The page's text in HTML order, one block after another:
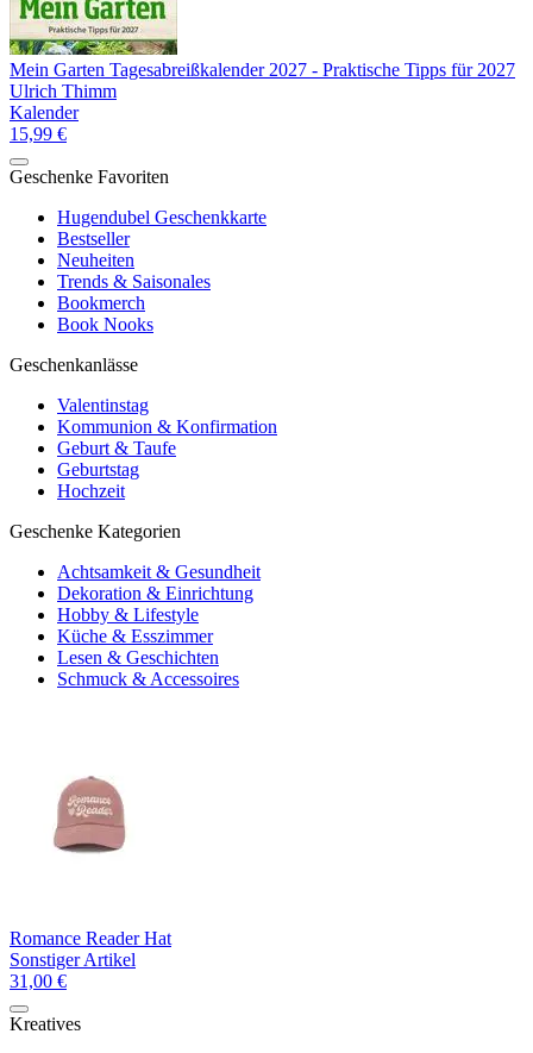
Mein Garten Tagesabreißkalender 2027 - Praktische Tipps für 2027
Ulrich Thimm
Kalender
15,99 €
Geschenke Favoriten
Hugendubel Geschenkkarte
Bestseller
Neuheiten
Trends & Saisonales
Bookmerch
Book Nooks
Geschenkanlässe
Valentinstag
Kommunion & Konfirmation
Geburt & Taufe
Geburtstag
Hochzeit
Geschenke Kategorien
Achtsamkeit & Gesundheit
Dekoration & Einrichtung
Hobby & Lifestyle
Küche & Esszimmer
Lesen & Geschichten
Schmuck & Accessoires
Romance Reader Hat
Sonstiger Artikel
31,00 €
Kreatives